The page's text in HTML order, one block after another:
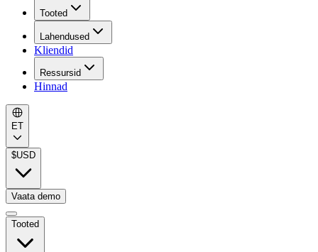
Tooted
Lahendused
Kliendid
Ressursid
Hinnad
ET
$USD
Vaata demo
Tooted